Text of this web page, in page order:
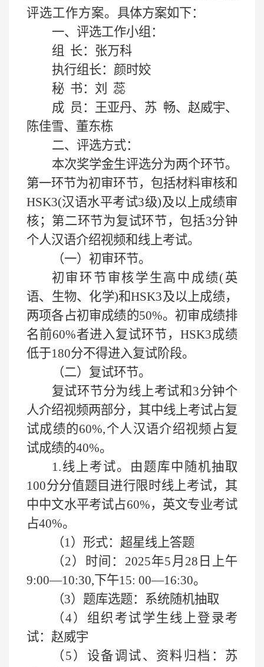
评选工作方案。 具体方案如下：
一、 评选工作小组：
组
长：张万科
执行组长：颜时姣
秘 书：刘
蕊
成 员：王亚丹、苏 畅、赵威宇、
陈佳雪、董东栋
二、 评选方式：
本次奖学金生评选分为两个环节。
第一环节为初审环节，包括材料审核和
HSK3(汉语水平考试3级)及以上成绩审
核；第二环节为复试环节，包括3分钟
个人汉语介绍视频和线上考试。
（一） 初审环节。
初审环节审核学生高中成绩(英
语、生物、化学)和HSK3及以上成绩，
两项各占初审成绩的50%。初审成绩排
名前60%者进入复试环节，HSK3成绩
低于180分不得进入复试阶段。
（二） 复试环节。
复试环节分为线上考试和 3分钟个
人介绍视频两部分，其中线上考试占复
试成绩的60%,个人汉语介绍视频占复
试成绩的40%。
1.线上考试。由题库中随机抽取
100分分值题目进行限时线上考试，其
中中文水平考试占60%，英文专业考试
占40%。
（1）形式：超星线上答题
（2）时间：2025年5月28日上午
9:00—10:30,下午15: 00—16:30。
（3）题库选题：系统随机抽取
（4）组织考试学生线上登录考
试：赵威宇
（ 5）设备调试、资料归档：苏